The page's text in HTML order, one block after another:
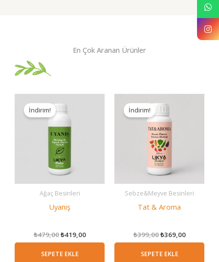
En Çok Aranan Ürünler
İndirim!
Ağaç Besinleri
Uyanış
₺479,00Orijinal
fiyat:
₺479,00.
₺419,00Şu
andaki
SEPETE EKLE
İndirim!
Sebze&Meyve Besinleri
Tat & Aroma
₺399,00Orijinal
fiyat:
₺399,00.
₺369,00Şu
andaki
SEPETE EKLE